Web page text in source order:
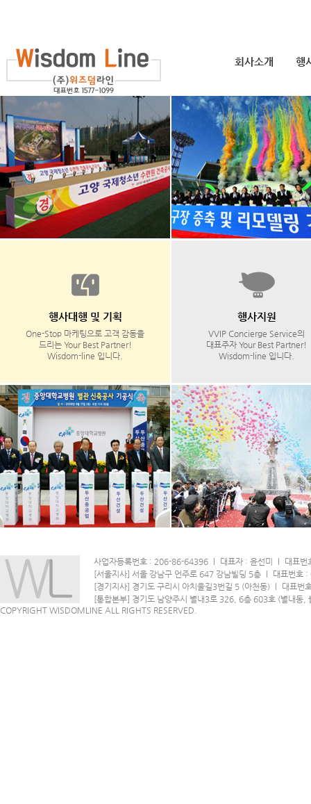
회사소개 행
행사대행 및 기획
One-Stop 마케팅으로 고객 감동을
드리는 Your Best Partner!
Wisdom-line 입니다.
행사지원
VVIP Concierge Service의
대표주자 Your Best Partner!
Wisdom-line 입니다.
사업자등록번호 : 206-86-64396 대표자 : 윤선미
대표
[서울지사] 서울 강남구 언주로 647 강남빌딩 5층
대표번호
[경기지사] 경기도 구리시 아치울길3번길 5 (아천동)
대표번
[통합본부] 경기도 남양주시 별내3로 326, 6층 603호 (별내동,
COPYRIGHT WISDOMLINE ALL RIGHTS RESERVED.